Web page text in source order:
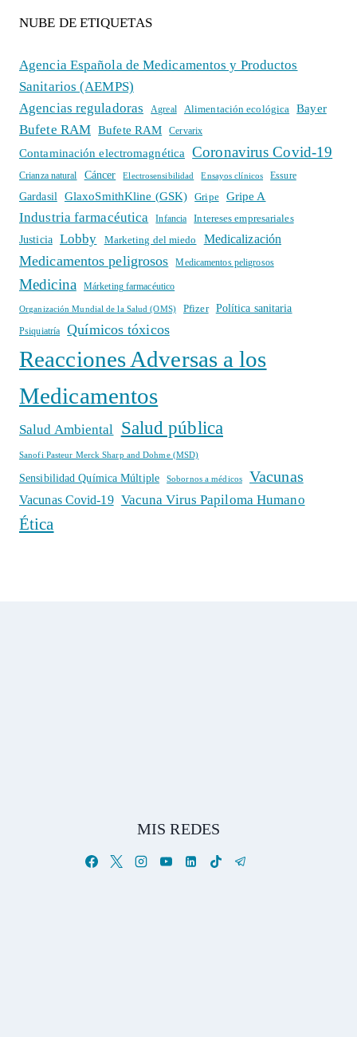
NUBE DE ETIQUETAS
Agencia Española de Medicamentos y Productos
Sanitarios (AEMPS)
Agencias reguladoras
Agreal Alimentación ecológica Bayer
Bufete RAM Bufete RAM Cervarix
Contaminación electromagnética Coronavirus Covid-19
Crianza natural Cáncer Electrosensibilidad Ensayos clínicos Essure
Gardasil GlaxoSmithKline (GSK) Gripe Gripe A
Industria farmacéutica Infancia
Intereses empresariales
Justicia
Lobby Marketing del miedo Medicalización
Medicamentos peligrosos Medicamentos peligrosos
Medicina Márketing farmacéutico
Organización Mundial de la Salud (OMS) Pfizer Política sanitaria
Psiquiatría Químicos tóxicos
Reacciones Adversas a los
Medicamentos
Salud Ambiental Salud pública
Sanofi Pasteur Merck Sharp and Dohme (MSD)
Sensibilidad Química Múltiple Sobornos a médicos Vacunas
Vacunas Covid-19 Vacuna Virus Papiloma Humano
Ética
MIS REDES